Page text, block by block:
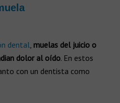
dental, muelas del juicio o
dolor al oído. En estos
con un dentista como